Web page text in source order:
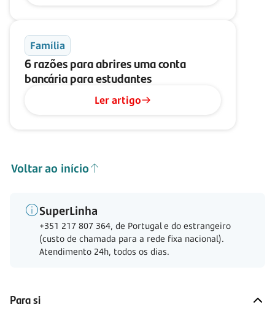
Família
6 razões para abrires uma conta
bancária para estudantes
Ler artigo
Voltar ao início
SuperLinha
+351 217 807 364, de Portugal e do estrangeiro
(custo de chamada para a rede fixa nacional).
Atendimento 24h, todos os dias.
Para si